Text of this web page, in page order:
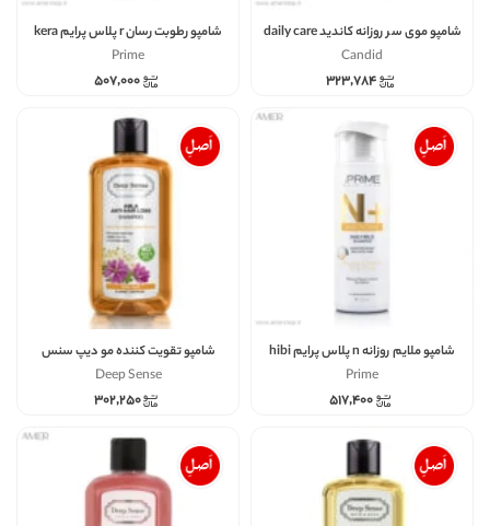
شامپو موی سر روزانه کاندید daily care
وزن 200
Candid
۳۲۳,۷۸۴
شامپو رطوبت رسان r پلاس پرایم kera
moist حجم 250Prime
۵۰۷,۰۰۰
شامپو ملایم روزانه n پلاس پرایم hibi
norm حجم 250Prime
۵۱۷,۴۰۰
شامپو تقویت کننده مو دیپ سنس
حجم 200
Deep Sense
۳۰۲,۲۵۰